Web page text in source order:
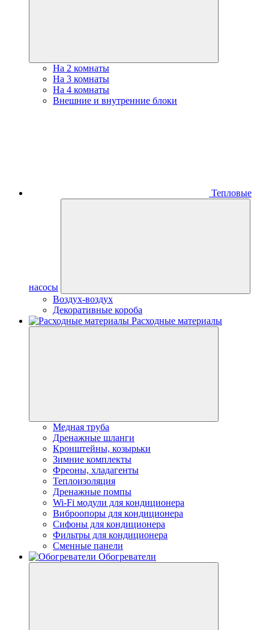
На 2 комнаты
На 3 комнаты
На 4 комнаты
Внешние и внутренние блоки
Тепловые
насосы
Воздух-воздух
Декоративные короба
Расходные материалы
Медная труба
Дренажные шланги
Кронштейны, козырьки
Зимние комплекты
Фреоны, хладагенты
Теплоизоляция
Дренажные помпы
Wi-Fi модули для кондиционера
Виброопоры для кондиционера
Сифоны для кондиционера
Фильтры для кондиционера
Сменные панели
Обогреватели